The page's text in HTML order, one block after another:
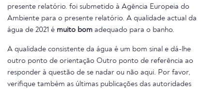
presente relatório. foi submetido à Agência Europeia do
Ambiente para o presente relatório. A qualidade actual da
água de 2021 é muito bom adequado para o banho.
A qualidade consistente da água é um bom sinal e dá-lhe
outro ponto de orientação Outro ponto de referência ao
responder à questão de se nadar ou não aqui. Por favor,
verifique também as últimas publicações das autoridades